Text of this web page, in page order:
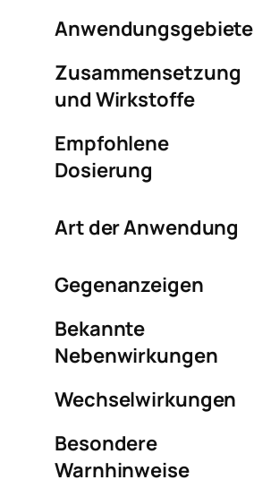
Anwendungsgebiete
Zusammensetzung
und Wirkstoffe
Empfohlene
Dosierung
Art der Anwendung
Gegenanzeigen
Bekannte
Nebenwirkungen
Wechselwirkungen
Besondere
Warnhinweise